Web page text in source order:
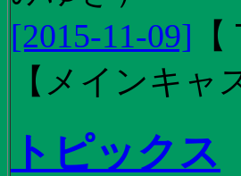
[2015-11-09] 【
【メインキ
トピックス